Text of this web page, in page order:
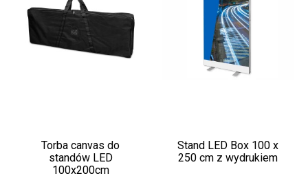
Torba canvas do
standów LED
100x200cm
Stand LED Box 100 x
250 cm z wydrukiem